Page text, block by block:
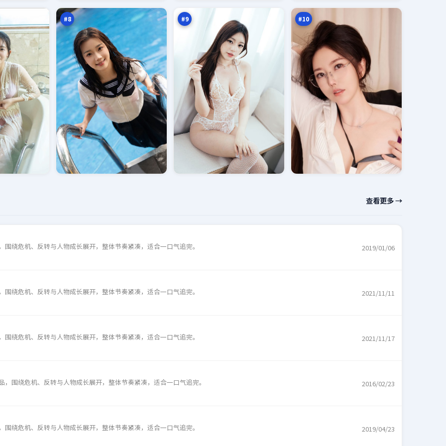
#8
船
#9 #10
查看更多 →
绕危机、反转与人物成长展开，整体节奏紧凑，适合一口气追完。 2019/01/06
绕危机、反转与人物成长展开，整体节奏紧凑，适合一口气追完。 2021/11/11
绕危机、反转与人物成长展开，整体节奏紧凑，适合一口气追完。 2021/11/17
围绕危机、反转与人物成长展开，整体节奏紧凑，适合一口气追完。 2016/02/23
绕危机、反转与人物成长展开，整体节奏紧凑，适合一口气追完。 2019/04/23